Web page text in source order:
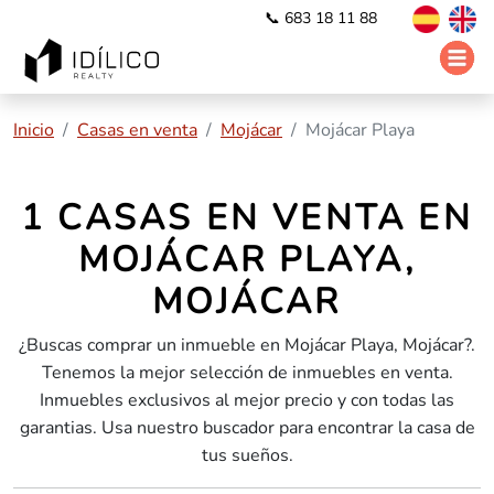
📞 683 18 11 88
Inicio Casas en venta Mojácar Mojácar Playa
1 CASAS EN VENTA EN
MOJÁCAR PLAYA,
MOJÁCAR
¿Buscas comprar un inmueble en Mojácar Playa, Mojácar?.
Tenemos la mejor selección de inmuebles en venta.
Inmuebles exclusivos al mejor precio y con todas las
garantias. Usa nuestro buscador para encontrar la casa de
tus sueños.